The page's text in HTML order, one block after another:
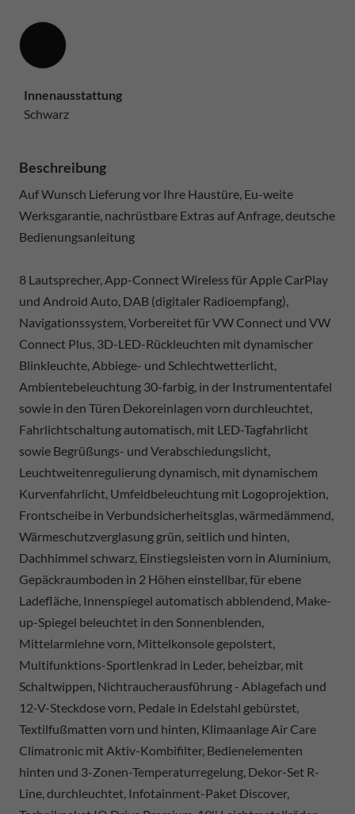
Innenausstattung
Innenausstattung
Schwarz
Beschreibung
Auf Wunsch Lieferung vor Ihre Haustüre, Eu-weite
Werksgarantie, nachrüstbare Extras auf Anfrage, deutsche
Bedienungsanleitung
8 Lautsprecher, App-Connect Wireless für Apple CarPlay
und Android Auto, DAB (digitaler Radioempfang),
Navigationssystem, Vorbereitet für VW Connect und VW
Connect Plus, 3D-LED-Rückleuchten mit dynamischer
Blinkleuchte, Abbiege- und Schlechtwetterlicht,
Ambientebeleuchtung 30-farbig, in der Instrumententafel
sowie in den Türen Dekoreinlagen vorn durchleuchtet,
Fahrlichtschaltung automatisch, mit LED-Tagfahrlicht
sowie Begrüßungs- und Verabschiedungslicht,
Leuchtweitenregulierung dynamisch, mit dynamischem
Kurvenfahrlicht, Umfeldbeleuchtung mit Logoprojektion,
Frontscheibe in Verbundsicherheitsglas, wärmedämmend,
Wärmeschutzverglasung grün, seitlich und hinten,
Dachhimmel schwarz, Einstiegsleisten vorn in Aluminium,
Gepäckraumboden in 2 Höhen einstellbar, für ebene
Ladefläche, Innenspiegel automatisch abblendend, Make-
up-Spiegel beleuchtet in den Sonnenblenden,
Mittelarmlehne vorn, Mittelkonsole gepolstert,
Multifunktions-Sportlenkrad in Leder, beheizbar, mit
Schaltwippen, Nichtraucherausführung - Ablagefach und
12-V-Steckdose vorn, Pedale in Edelstahl gebürstet,
Textilfußmatten vorn und hinten, Klimaanlage Air Care
Climatronic mit Aktiv-Kombifilter, Bedienelementen
hinten und 3-Zonen-Temperaturregelung, Dekor-Set R-
Line, durchleuchtet, Infotainment-Paket Discover,